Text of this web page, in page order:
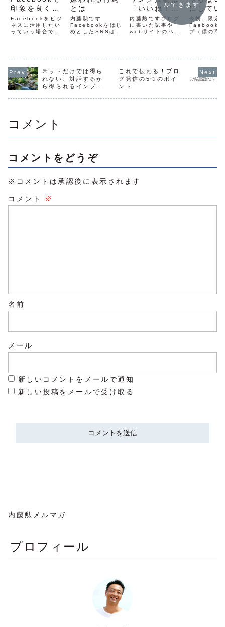
印象を良くす
る方法
Facebookをビジ
ネスに活用したい
っていう場合です
とができます。ネ
ットで売れない原
因に「知られてい
ない」「忘れられ
とは
内藤勲です
Facebookをはじ
めとしたSNSは、
で新規のお客さん
が来なくなったと
ころに、
Facebookを活用
「いいね！」
がつきにく
い？
内藤勲ですブログ
に書いた記事や
webサイトのペー
に、ブログ記事で
使っている画像が
にしてい
と。僕基
今朝、限定
Faebookグ
プ（僕の商
Facebook
ないように
ルできます
ネットだけでは得ら
れない、対話するか
ら得られるインプッ
これで伝わる！ブロ
グ発信の5つのポイ
ント
コメント
コメントをどうぞ
※コメントは承認後に表示されます
コメント ※
名前
メール
新しいコメントをメールで通知
新しい投稿をメールで受け取る
内藤勲メルマガ
プロフィール